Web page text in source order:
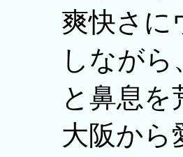
爽快さに
しなが
と鼻息
大阪から